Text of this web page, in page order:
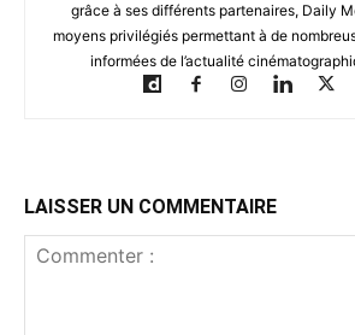
grâce à ses différents partenaires, Daily
moyens privilégiés permettant à de
informées de l’actualité
LAISSER UN COMMENTAIRE